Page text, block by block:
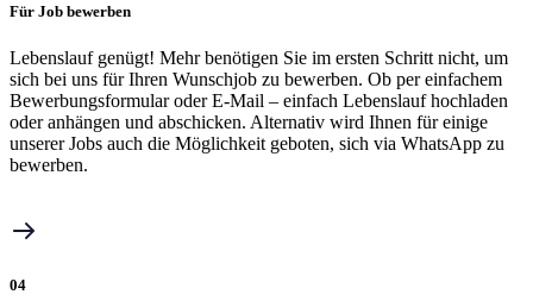
Für Job bewerben
Lebenslauf genügt! Mehr benötigen Sie im ersten Schritt nicht, um
sich bei uns für Ihren Wunschjob zu bewerben. Ob per einfachem
Bewerbungsformular oder E-Mail – einfach Lebenslauf hochladen
oder anhängen und abschicken. Alternativ wird Ihnen für einige
unserer Jobs auch die Möglichkeit geboten, sich via WhatsApp zu
bewerben.
04